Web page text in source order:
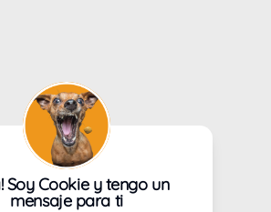
Soy Cookie y tengo un
mensaje para ti